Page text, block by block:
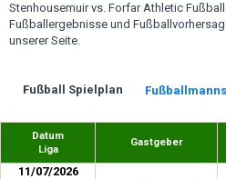
Stenhousemuir vs. Forfar Athletic
Fußballergebnisse und
unserer Seite.
Fußball Spielplan
Datum
Liga
Gastgeber
11/07/2026